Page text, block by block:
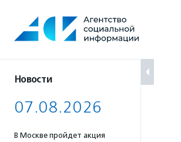
содержанию
Новости
07.08.2026
В Москве пройдет акция